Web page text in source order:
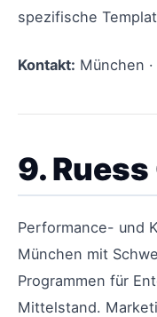
spezifische
Kontakt: München
9.
Performance- und
München mit
Programmen für
Mittelstand.